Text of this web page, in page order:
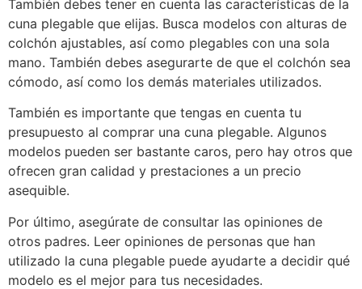
También debes tener en cuenta las características de la
cuna plegable que elijas. Busca modelos con alturas de
colchón ajustables, así como plegables con una sola
mano. También debes asegurarte de que el colchón sea
cómodo, así como los demás materiales utilizados.
También es importante que tengas en cuenta tu
presupuesto al comprar una cuna plegable. Algunos
modelos pueden ser bastante caros, pero hay otros que
ofrecen gran calidad y prestaciones a un precio
asequible.
Por último, asegúrate de consultar las opiniones de
otros padres. Leer opiniones de personas que han
utilizado la cuna plegable puede ayudarte a decidir qué
modelo es el mejor para tus necesidades.